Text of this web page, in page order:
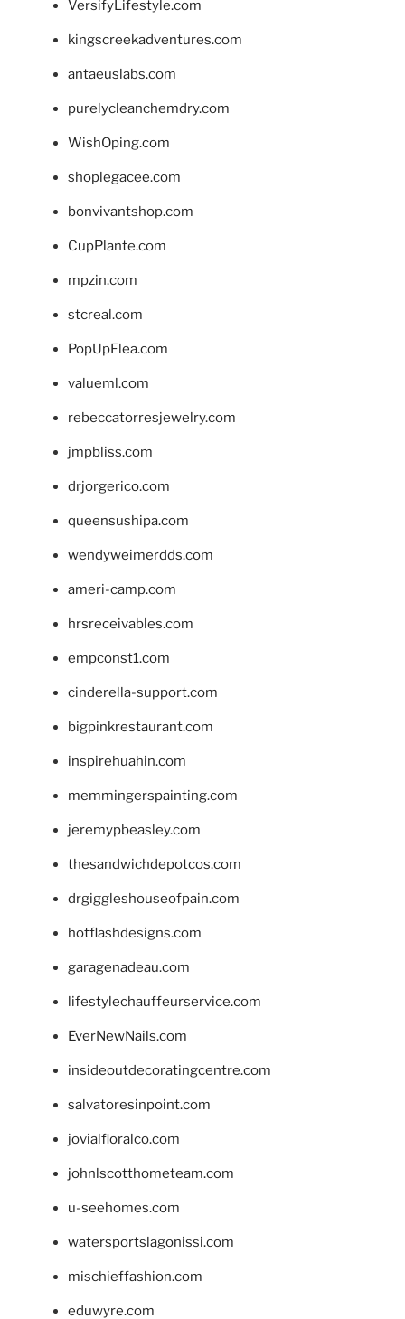
VersifyLifestyle.com
kingscreekadventures.com
antaeuslabs.com
purelycleanchemdry.com
WishOping.com
shoplegacee.com
bonvivantshop.com
CupPlante.com
mpzin.com
stcreal.com
PopUpFlea.com
valueml.com
rebeccatorresjewelry.com
jmpbliss.com
drjorgerico.com
queensushipa.com
wendyweimerdds.com
ameri-camp.com
hrsreceivables.com
empconst1.com
cinderella-support.com
bigpinkrestaurant.com
inspirehuahin.com
memmingerspainting.com
jeremypbeasley.com
thesandwichdepotcos.com
drgiggleshouseofpain.com
hotflashdesigns.com
garagenadeau.com
lifestylechauffeurservice.com
EverNewNails.com
insideoutdecoratingcentre.com
salvatoresinpoint.com
jovialfloralco.com
johnlscotthometeam.com
u-seehomes.com
watersportslagonissi.com
mischieffashion.com
eduwyre.com